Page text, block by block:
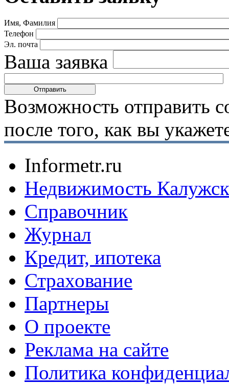
Имя, Фамилия
Телефон
Эл. почта
Ваша заявка
Возможность отправить
после того, как вы
Informetr.ru
Недвижимость
Справочник
Журнал
Кредит, ипотека
Страхование
Партнеры
O проекте
Реклама на сайте
Политика